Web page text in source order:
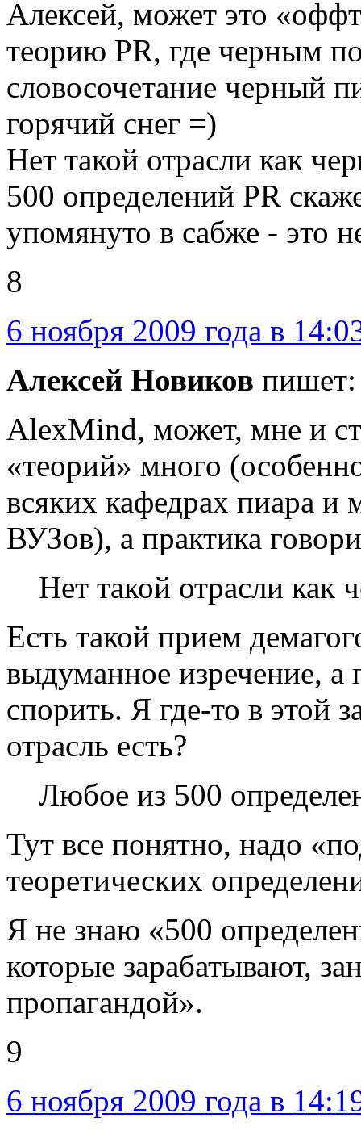
Алексей, может это
теорию PR, где черным
словосочетание черный
горячий снег =)
Нет такой отрасли как
500 определений PR
упомянуто в сабже - это
8
6 ноября 2009 года в
Алексей Новиков пишет:
AlexMind, может, мне и
«теорий» много
всяких кафедрах пиара и
ВУЗов), а практика
Нет такой отрасли
Есть такой прием
выдуманное изречение, а
спорить. Я где-то в этой
отрасль есть?
Любое из 500
Тут все понятно, надо
теоретических
Я не знаю «500
которые зарабатывают,
пропагандой».
9
6 ноября 2009 года в